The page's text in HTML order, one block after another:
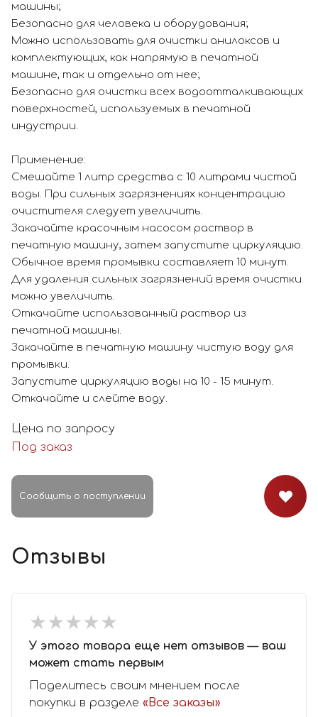
машины;
Безопасно для человека и оборудования;
Mожно использовать для очистки анилоксов и
комплектующих, как напрямую в печатной
машине, так и отдельно от нее;
Безопасно для очистки всех водоотталкивающих
поверхностей, используемых в печатной
индустрии.
Применение:
Смешайте 1 литр средства с 10 литрами чистой
воды. При сильных загрязнениях концентрацию
очистителя следует увеличить.
Закачайте красочным насосом раствор в
печатную машину, затем запустите циркуляцию.
Обычное время промывки составляет 10 минут.
Для удаления сильных загрязнений время очистки
можно увеличить.
Откачайте использованный раствор из
печатной машины.
Закачайте в печатную машину чистую воду для
промывки.
Запустите циркуляцию воды на 10 - 15 минут.
Откачайте и слейте воду.
Цена по запросу
Под заказ
Сообщить о поступлении
Отзывы
★★★★★
★★★★★
У этого товара еще нет отзывов — ваш
может стать первым
Поделитесь своим мнением после
покупки в разделе «Все заказы»